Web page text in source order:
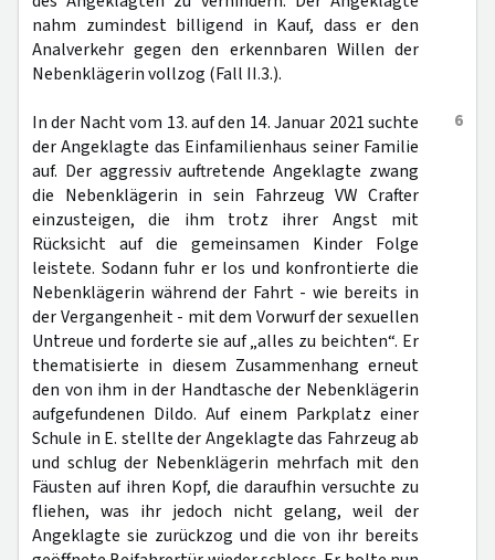
nahm zumindest billigend in Kauf, dass er den
Analverkehr gegen den erkennbaren Willen der
Nebenklägerin vollzog (Fall II.3.).
6
In der Nacht vom 13. auf den 14. Januar 2021 suchte
der Angeklagte das Einfamilienhaus seiner Familie
auf. Der aggressiv auftretende Angeklagte zwang
die Nebenklägerin in sein Fahrzeug VW Crafter
einzusteigen, die ihm trotz ihrer Angst mit
Rücksicht auf die gemeinsamen Kinder Folge
leistete. Sodann fuhr er los und konfrontierte die
Nebenklägerin während der Fahrt - wie bereits in
der Vergangenheit - mit dem Vorwurf der sexuellen
Untreue und forderte sie auf „alles zu beichten“. Er
thematisierte in diesem Zusammenhang erneut
den von ihm in der Handtasche der Nebenklägerin
aufgefundenen Dildo. Auf einem Parkplatz einer
Schule in E. stellte der Angeklagte das Fahrzeug ab
und schlug der Nebenklägerin mehrfach mit den
Fäusten auf ihren Kopf, die daraufhin versuchte zu
fliehen, was ihr jedoch nicht gelang, weil der
Angeklagte sie zurückzog und die von ihr bereits